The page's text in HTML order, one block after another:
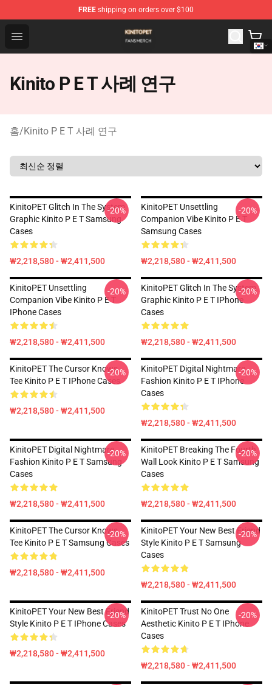
FREE shipping on orders over $100
Open menu
Kinito P E T Shop - Official Kinito P E T Merchandise
Kinito P E T 사례 연구
홈/Kinito P E T 사례 연구
KinitoPET Glitch In The System
Graphic Kinito P E T Samsung
Cases
₩2,218,580 - ₩2,411,500
-20%
KinitoPET Unsettling
Companion Vibe Kinito P E T
Samsung Cases
₩2,218,580 - ₩2,411,500
-20%
KinitoPET Unsettling
Companion Vibe Kinito P E T
IPhone Cases
₩2,218,580 - ₩2,411,500
-20%
KinitoPET Glitch In The System
Graphic Kinito P E T IPhone
Cases
₩2,218,580 - ₩2,411,500
-20%
KinitoPET The Cursor Knows
Tee Kinito P E T IPhone Cases
₩2,218,580 - ₩2,411,500
-20%
KinitoPET Digital Nightmare
Fashion Kinito P E T IPhone
Cases
₩2,218,580 - ₩2,411,500
-20%
KinitoPET Digital Nightmare
Fashion Kinito P E T Samsung
Cases
₩2,218,580 - ₩2,411,500
-20%
KinitoPET Breaking The Fourth
Wall Look Kinito P E T Samsung
Cases
₩2,218,580 - ₩2,411,500
-20%
KinitoPET The Cursor Knows
Tee Kinito P E T Samsung Cases
₩2,218,580 - ₩2,411,500
-20%
KinitoPET Your New Best Friend
Style Kinito P E T Samsung
Cases
₩2,218,580 - ₩2,411,500
-20%
KinitoPET Your New Best Friend
Style Kinito P E T IPhone Cases
₩2,218,580 - ₩2,411,500
-20%
KinitoPET Trust No One
Aesthetic Kinito P E T IPhone
Cases
₩2,218,580 - ₩2,411,500
-20%